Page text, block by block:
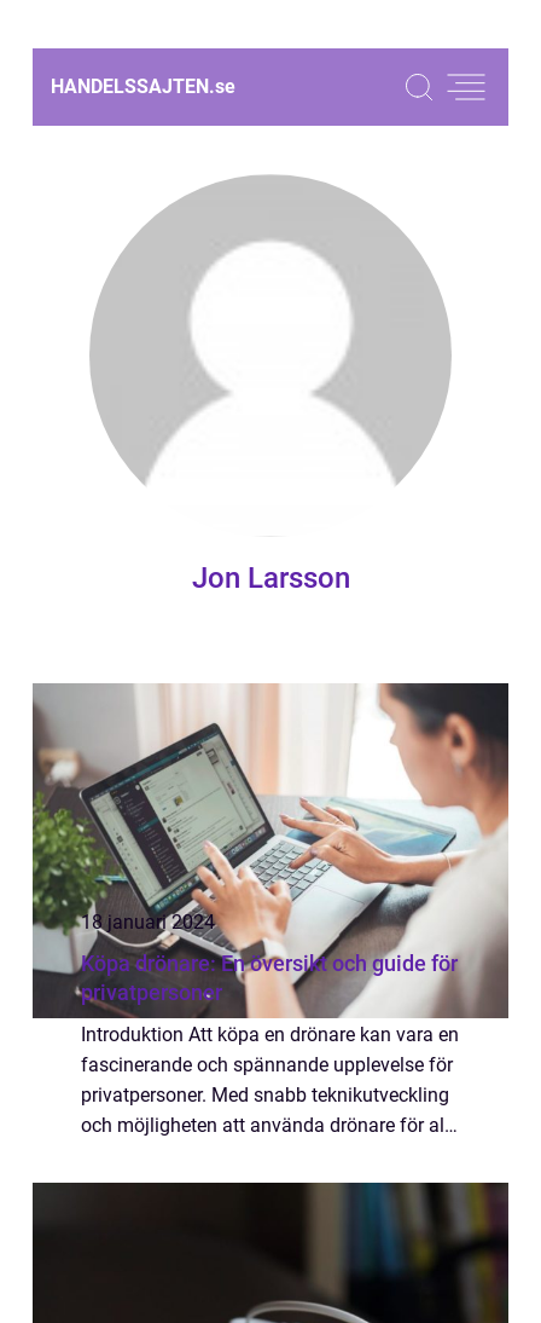
HANDELSSAJTEN.se
Jon Larsson
18 januari 2024
Köpa drönare: En översikt och guide för
privatpersoner
Introduktion Att köpa en drönare kan vara en
fascinerande och spännande upplevelse för
privatpersoner. Med snabb teknikutveckling
och möjligheten att använda drönare för allt
fritidsaktiviteter, finns det många a...